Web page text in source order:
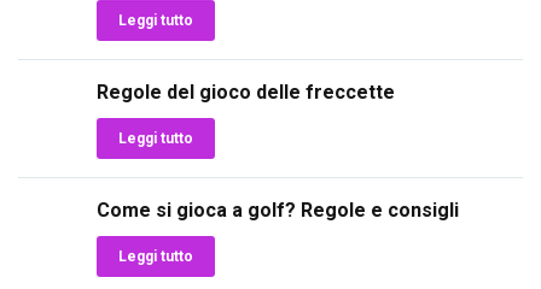
Leggi tutto
Regole del gioco delle freccette
Leggi tutto
Come si gioca a golf? Regole e consigli
Leggi tutto